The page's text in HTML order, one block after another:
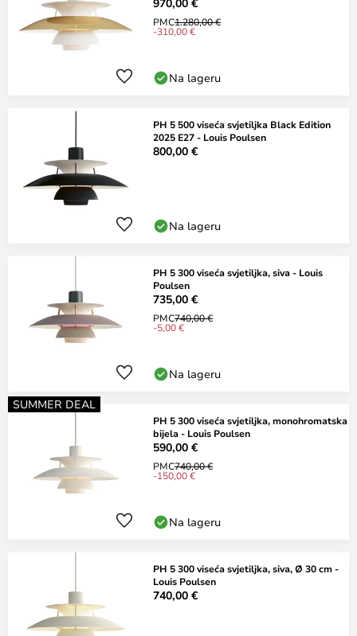
PMC1.280,00 €
-310,00 €
Na lageru
PH 5 500 viseća svjetiljka Black Edition
2025 E27 - Louis Poulsen
800,00 €
Na lageru
PH 5 300 viseća svjetiljka, siva - Louis
Poulsen
735,00 €
PMC740,00 €
-5,00 €
Na lageru
SUMMER DEAL
PH 5 300 viseća svjetiljka, monohromatska
bijela - Louis Poulsen
590,00 €
PMC740,00 €
-150,00 €
Na lageru
PH 5 300 viseća svjetiljka, siva, Ø 30 cm -
Louis Poulsen
740,00 €